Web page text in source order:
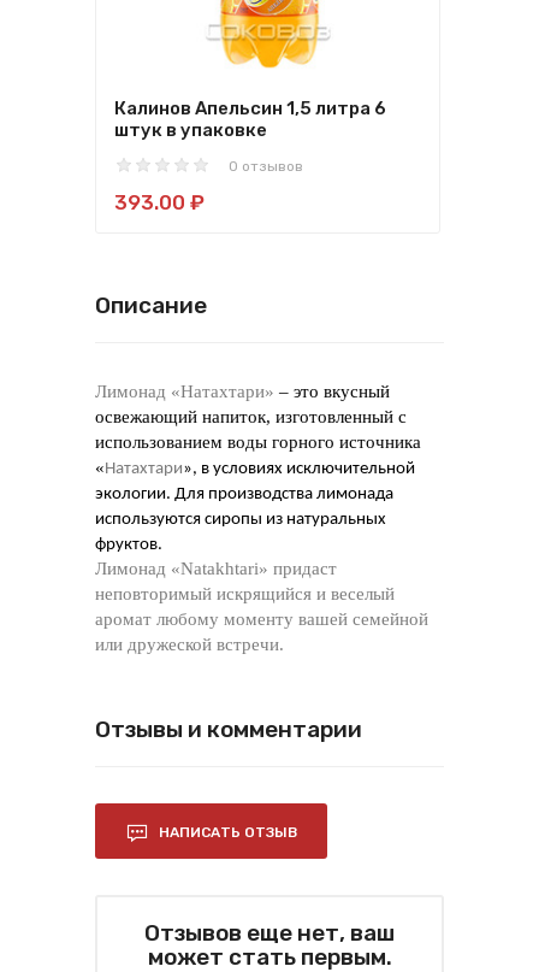
Калинов Апельсин 1,5 литра 6
штук в упаковке
0 отзывов
393.00 ₽
Описание
Лимонад «Натахтари» – это вкусный
освежающий напиток, изготовленный с
использованием воды горного источника
«Натахтари», в условиях исключительной
экологии. Для производства лимонада
используются сиропы из натуральных
фруктов.
Лимонад «Natakhtari» придаст
неповторимый искрящийся и веселый
аромат любому моменту вашей семейной
или дружеской встречи.
Отзывы и комментарии
НАПИСАТЬ ОТЗЫВ
Отзывов еще нет, ваш
может стать первым.